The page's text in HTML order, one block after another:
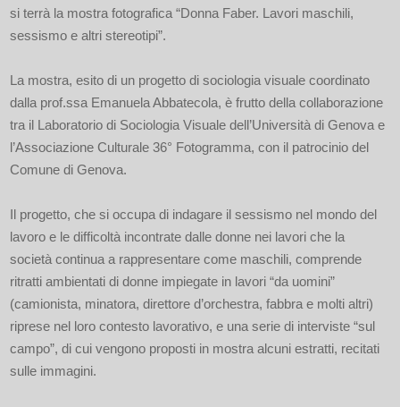
si terrà la mostra fotografica “Donna Faber. Lavori maschili,
sessismo e altri stereotipi”.
La mostra, esito di un progetto di sociologia visuale coordinato
dalla prof.ssa Emanuela Abbatecola, è frutto della collaborazione
tra il Laboratorio di Sociologia Visuale dell’Università di Genova e
l’Associazione Culturale 36° Fotogramma, con il patrocinio del
Comune di Genova.
Il progetto, che si occupa di indagare il sessismo nel mondo del
lavoro e le difficoltà incontrate dalle donne nei lavori che la
società continua a rappresentare come maschili, comprende
ritratti ambientati di donne impiegate in lavori “da uomini”
(camionista, minatora, direttore d’orchestra, fabbra e molti altri)
riprese nel loro contesto lavorativo, e una serie di interviste “sul
campo”, di cui vengono proposti in mostra alcuni estratti, recitati
sulle immagini.